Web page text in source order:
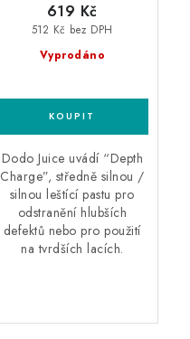
Vyprodáno
512 Kč bez DPH
619 Kč
Dodo Juice uvádí “Depth
Charge”, středně silnou /
silnou leštící pastu pro
odstranění hlubších
defektů nebo pro použití
na tvrdších lacích.